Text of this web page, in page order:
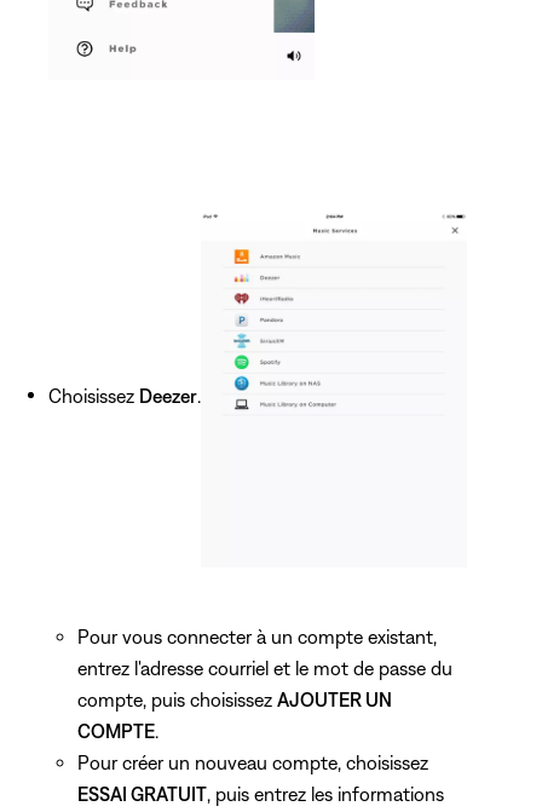
Choisissez Deezer
Pour vous connecter à un compte existant,
entrez l'adresse courriel et le mot de passe du
compte, puis choisissez AJOUTER UN
COMPTE
Pour créer un nouveau compte, choisissez
ESSAI GRATUIT , puis entrez les informations